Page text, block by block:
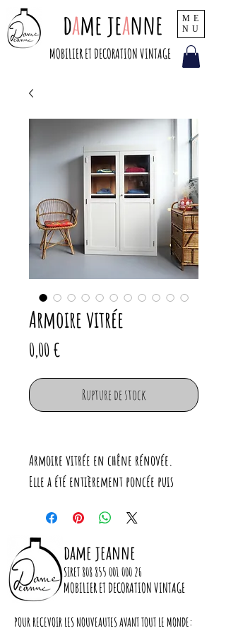
ME
NU
dame jeanne
MOBILIER ET DECORATION VINTAGE
Armoire vitrée
0,00 €
Rupture de stock
Armoire vitrée en chêne rénovée.
Elle a été entièrement poncée puis
finition velouté)
Elle dispose de 3 étagères réglables à la
hauteur souhaitée.
Serrure et entrée de serrure neuve.
dame jeanne
SIRET808 855 001 000 26
MOBILIER ET DECORATION VINTAGE
POUR RECEVOIR LES NOUVEAUTES AVANT TOUT LE MONDE: